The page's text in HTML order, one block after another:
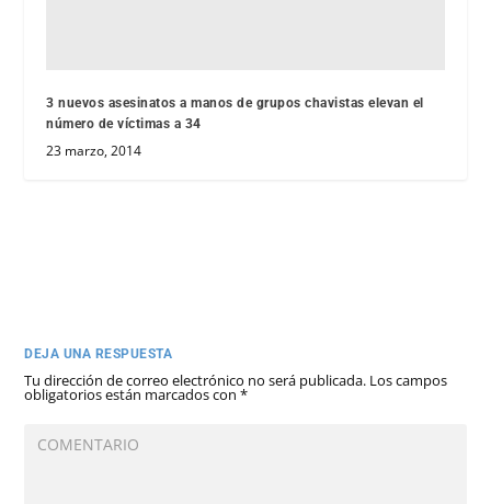
3 nuevos asesinatos a manos de grupos chavistas elevan el
número de víctimas a 34
23 marzo, 2014
DEJA UNA RESPUESTA
Tu dirección de correo electrónico no será publicada. Los campos
obligatorios están marcados con*